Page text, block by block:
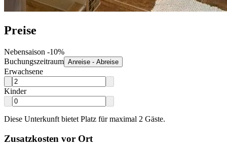
Preise
Nebensaison -10%
Buchungszeitraum Anreise - Abreise
Erwachsene
Kinder
Diese Unterkunft bietet Platz für maximal 2 Gäste.
Zusatzkosten vor Ort